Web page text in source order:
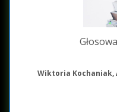
Wiktoria Kochaniak,